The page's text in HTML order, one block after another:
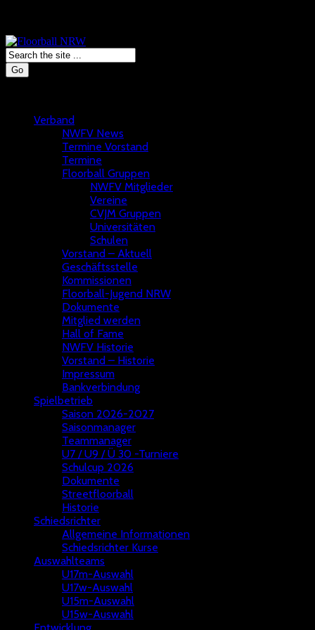
Go
Verband
NWFV News
Termine Vorstand
Termine
Floorball Gruppen
NWFV Mitglieder
Vereine
CVJM Gruppen
Universitäten
Schulen
Vorstand – Aktuell
Geschäftsstelle
Kommissionen
Floorball-Jugend NRW
Dokumente
Mitglied werden
Hall of Fame
NWFV Historie
Vorstand – Historie
Impressum
Bankverbindung
Spielbetrieb
Saison 2026-2027
Saisonmanager
Teammanager
U7 / U9 / Ü 30 -Turniere
Schulcup 2026
Dokumente
Streetfloorball
Historie
Schiedsrichter
Allgemeine Informationen
Schiedsrichter Kurse
Auswahlteams
U17m-Auswahl
U17w-Auswahl
U15m-Auswahl
U15w-Auswahl